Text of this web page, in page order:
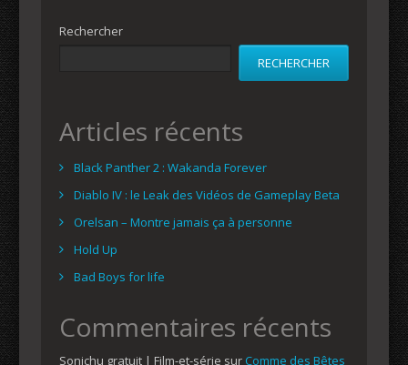
Rechercher
RECHERCHER
Articles récents
Black Panther 2 : Wakanda Forever
Diablo IV : le Leak des Vidéos de Gameplay Beta
Orelsan – Montre jamais ça à personne
Hold Up
Bad Boys for life
Commentaires récents
Sonichu gratuit | Film-et-série sur Comme des Bêtes